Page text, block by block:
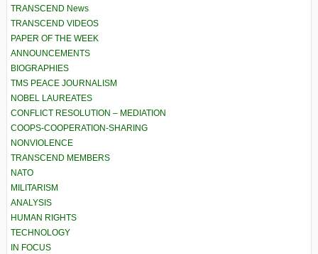
TRANSCEND News
TRANSCEND VIDEOS
PAPER OF THE WEEK
ANNOUNCEMENTS
BIOGRAPHIES
TMS PEACE JOURNALISM
NOBEL LAUREATES
CONFLICT RESOLUTION – MEDIATION
COOPS-COOPERATION-SHARING
NONVIOLENCE
TRANSCEND MEMBERS
NATO
MILITARISM
ANALYSIS
HUMAN RIGHTS
TECHNOLOGY
IN FOCUS